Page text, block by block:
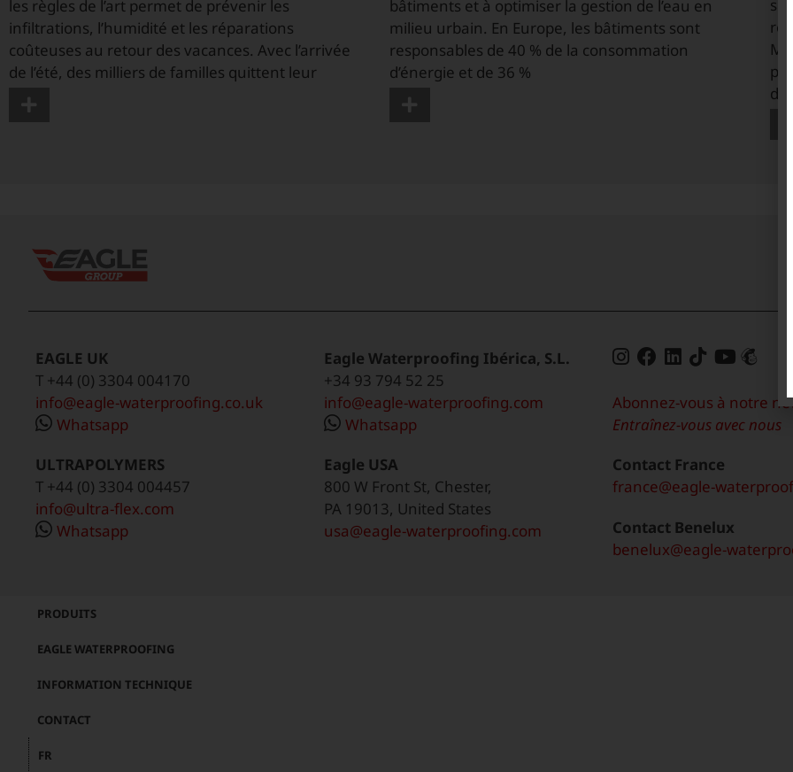
les règles de l’art permet de prévenir les
infiltrations, l’humidité et les réparations
coûteuses au retour des vacances. Avec l’arrivée
de l’été, des milliers de familles quittent leur
bâtiments et à optimiser la gestion de l’eau en
milieu urbain. En Europe, les bâtiments sont
responsables de 40 % de la consommation
d’énergie et de 36 %
de
EAGLE UK
T +44 (0) 3304 004170
info@eagle-waterproofing.co.uk
Whatsapp
ULTRAPOLYMERS
T +44 (0) 3304 004457
info@ultra-flex.com
Whatsapp
Eagle Waterproofing Ibérica, S.L.
+34 93 794 52 25
info@eagle-waterproofing.com
Whatsapp
Eagle USA
800 W Front St, Chester,
PA 19013, United States
usa@eagle-waterproofing.com
Abonnez-vous à notre
Entraînez-vous avec nous
Contact France
france@eagle-
Contact Benelux
benelux@eagle-
PRODUITS
EAGLE WATERPROOFING
INFORMATION TECHNIQUE
CONTACT
FR